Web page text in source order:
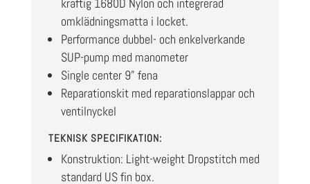
kraftig 1680D Nylon och integrerad
omklädningsmatta i locket.
Performance dubbel- och enkelverkande
SUP-pump med manometer
Single center 9” fena
Reparationskit med reparationslappar och
ventilnyckel
TEKNISK SPECIFIKATION:
Konstruktion: Light-weight Dropstitch med
standard US fin box.